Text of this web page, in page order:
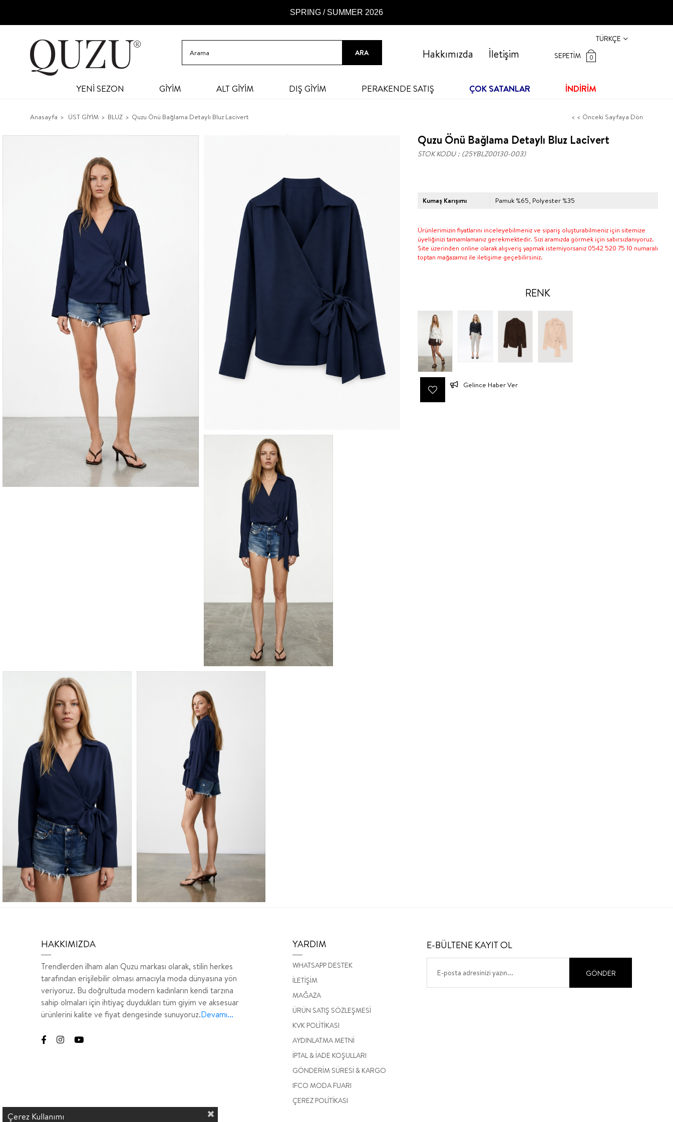
SPRING / SUMMER 2026
TÜRKÇE
SEPETIM
0
İletişim
Hakkımızda
YENİ SEZON GİYİM ALT GİYİM DIŞ GİYİM PERAKENDE SATIŞ ÇOK SATANLAR İNDİRİM
Anasayfa ÜST GİYİM BLUZ Quzu Önü Bağlama Detaylı Bluz Lacivert < < Önceki Sayfaya Dön
Quzu Önü Bağlama Detaylı Bluz Lacivert
STOK KODU (25YBLZ00130-003)
Kumaş Karışımı Pamuk %65, Polyester %35
Ürünlerimizin fiyatlarını inceleyebilmeniz ve sipariş oluşturabilmeniz için sitemize
üyeliğinizi tamamlamanız gerekmektedir. Sizi aramızda görmek için sabırsızlanıyoruz.
Site üzerinden online olarak alışveriş yapmak istemiyorsanız 0542 520 75 10 numaralı
toptan mağazamız ile iletişime geçebilirsiniz.
RENK
Gelince Haber Ver
HAKKIMIZDA
Trendlerden ilham alan Quzu markası olarak, stilin herkes
tarafından erişilebilir olması amacıyla moda dünyasına yön
veriyoruz. Bu doğrultuda modern kadınların kendi tarzına
sahip olmaları için ihtiyaç duydukları tüm giyim ve aksesuar
ürünlerini kalite ve fiyat dengesinde sunuyoruz.Devamı...
YARDIM
WHATSAPP DESTEK
İLETİŞİM
MAĞAZA
ÜRÜN SATIŞ SÖZLEŞMESİ
KVK POLİTİKASI
AYDINLATMA METNİ
İPTAL & İADE KOŞULLARI
GÖNDERİM SÜRESİ & KARGO
IFCO MODA FUARI
ÇEREZ POLİTİKASI
E-BÜLTENE KAYIT OL
GÖNDER
Çerez Kullanımı